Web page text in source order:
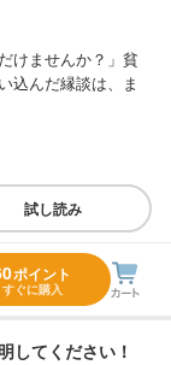
けませんか？」貧
込んだ縁談は、ま
試し読み
ポイント
すぐに購入
してください！